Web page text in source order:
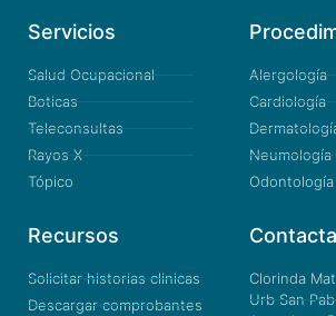
Servicios
Salud Ocupacional
Boticas
Teleconsultas
Rayos X
Tópico
Alergología
Cardiología
Neumología
Odontología
Recursos
Solicitar historias clinicas
Descargar comprobantes
Clorinda
Urb San